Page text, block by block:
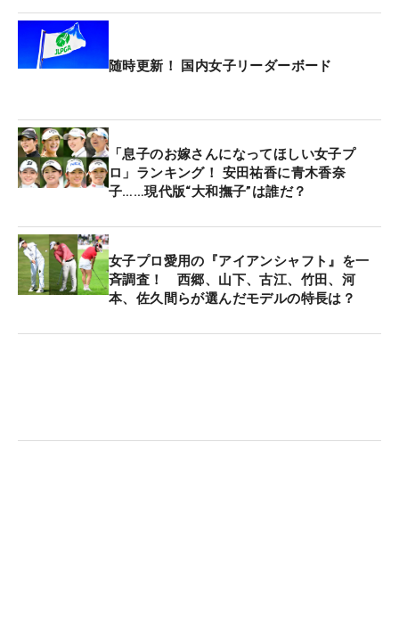
随時更新！ 国内女子リーダーボード
「息子のお嫁さんになってほしい女子プ
ロ」ランキング！ 安田祐香に青木香奈
子……現代版“大和撫子”は誰だ？
女子プロ愛用の『アイアンシャフト』を一
斉調査！ 西郷、山下、古江、竹田、河
本、佐久間らが選んだモデルの特長は？